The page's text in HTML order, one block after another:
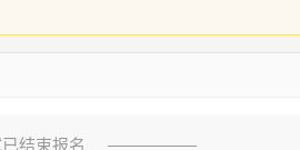
结束报名